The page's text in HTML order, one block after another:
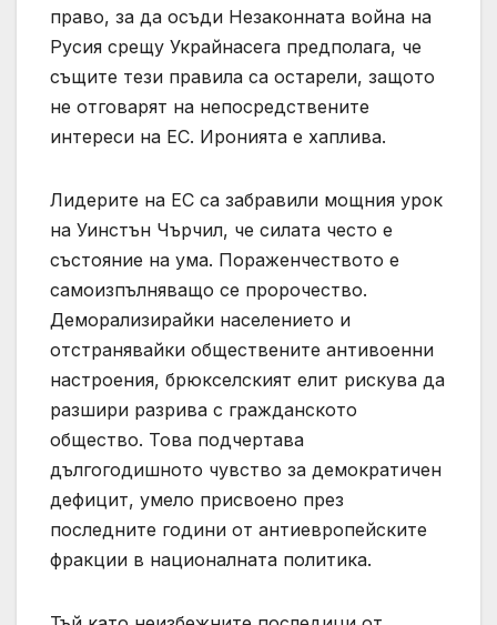
право, за да осъди Незаконната война на
Русия срещу Украйнасега предполага, че
същите тези правила са остарели, защото
не отговарят на непосредствените
интереси на ЕС. Иронията е хаплива.
Лидерите на ЕС са забравили мощния урок
на Уинстън Чърчил, че силата често е
състояние на ума. Пораженчеството е
самоизпълняващо се пророчество.
Деморализирайки населението и
отстранявайки обществените антивоенни
настроения, брюкселският елит рискува да
разшири разрива с гражданското
общество. Това подчертава
дългогодишното чувство за демократичен
дефицит, умело присвоено през
последните години от антиевропейските
фракции в националната политика.